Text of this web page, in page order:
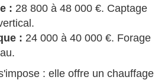
: 28 800 à 48 000 €. Captage
: 24 000 à 40 000 €. Forage
: elle offre un chauffage